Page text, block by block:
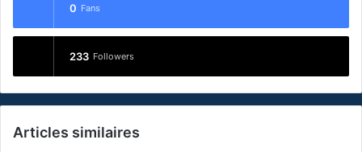
0 Fans
233 Followers
Articles similaires